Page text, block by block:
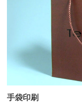
手袋印刷